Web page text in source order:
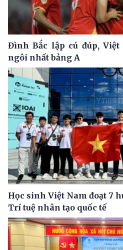
Đình Bắc lập cú đúp,
ngôi nhất bảng A
Học sinh Việt Nam đoạt 7
Trí tuệ nhân tạo quốc tế